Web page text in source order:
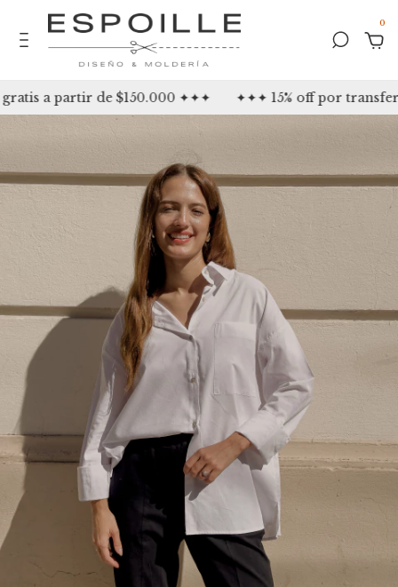
0
a partir de $150.000 ✦✦✦ ✦✦✦ 15% off por